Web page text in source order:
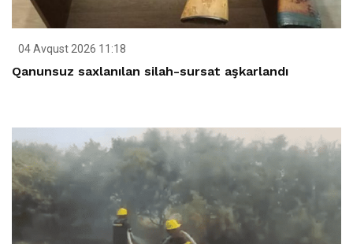
04 Avqust 2026 11:18
Qanunsuz saxlanılan silah-sursat aşkarlandı